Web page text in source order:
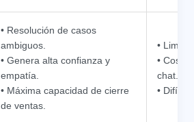
• Resolución de casos
ambiguos.
• Genera alta confianza y
empatía.
• Máxima capacidad de cierre
de ventas.
•
• Costo
chat.
• Difícil